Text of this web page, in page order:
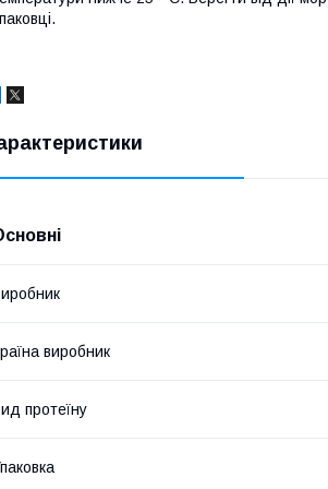
виробник
протеїну